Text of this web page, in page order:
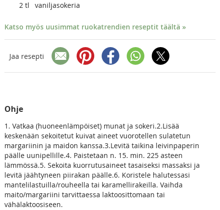
2 tl vaniljasokeria
Katso myös uusimmat ruokatrendien reseptit täältä »
Jaa resepti
Ohje
1. Vatkaa (huoneenlämpöiset) munat ja sokeri.2.Lisää
keskenään sekoitetut kuivat aineet vuorotellen sulatetun
margariinin ja maidon kanssa.3.Levitä taikina leivinpaperin
päälle uunipellille.4. Paistetaan n. 15. min. 225 asteen
lämmössä.5. Sekoita kuorrutusaineet tasaiseksi massaksi ja
levitä jäähtyneen piirakan päälle.6. Koristele halutessasi
mantelilastuilla/rouheella tai karamellirakeilla. Vaihda
maito/margariini tarvittaessa laktoosittomaan tai
vähälaktoosiseen.